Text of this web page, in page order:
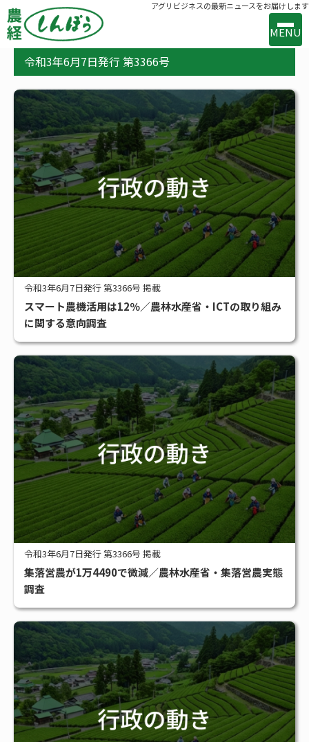
アグリビジネスの最新ニュースをお届けします
MENU
事業案内 出版案内
バックナンバー 購読のお申込み
新着 新技術・新製品 行政の動き メーカー・流通の動き
#アグリビジネス #サステナブル
#補助金
令和3年6月7日発行 第3366号
令和3年6月7日発行 第3366号 掲載
スマート農機活用は12％／農林水産省・ICTの取り組み
に関する意向調査
令和3年6月7日発行 第3366号 掲載
集落営農が1万4490で微減／農林水産省・集落営農実態
調査